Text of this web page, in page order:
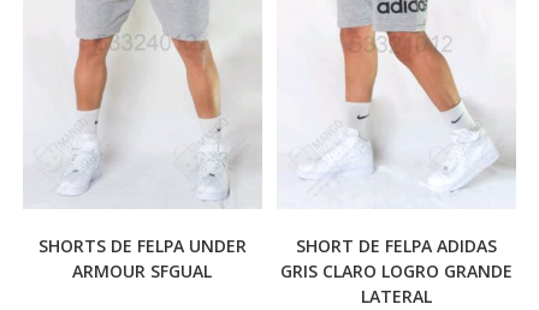
SHORTS DE FELPA UNDER
ARMOUR SFGUAL
SHORT DE FELPA ADIDAS
GRIS CLARO LOGRO GRANDE
LATERAL